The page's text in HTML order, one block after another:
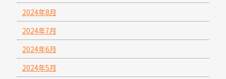
2024年8月
2024年7月
2024年6月
2024年5月